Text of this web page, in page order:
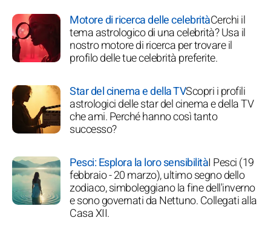
Motore di ricerca delle celebritàCerchi il
tema astrologico di una celebrità? Usa il
nostro motore di ricerca per trovare il
profilo delle tue celebrità preferite.
Star del cinema e della TVScopri i profili
astrologici delle star del cinema e della TV
che ami. Perché hanno così tanto
successo?
Pesci: Esplora la loro sensibilitàI Pesci (19
febbraio - 20 marzo), ultimo segno dello
zodiaco, simboleggiano la fine dell'inverno
e sono governati da Nettuno. Collegati alla
Casa XII.